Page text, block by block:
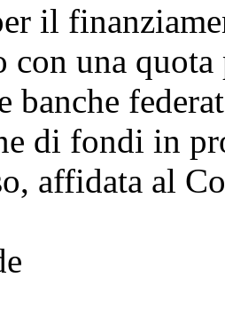
il
una
banche
di fondi in
affidata al